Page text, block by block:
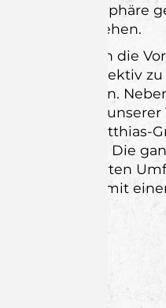
eine Atmosphäre
in Hand gehen.
Jungwölfe in die
sind, im Kollektiv
präsentieren.
Entwicklung
und dem
ausgebaut. Die
leitbildorientierten
nicht nur mit